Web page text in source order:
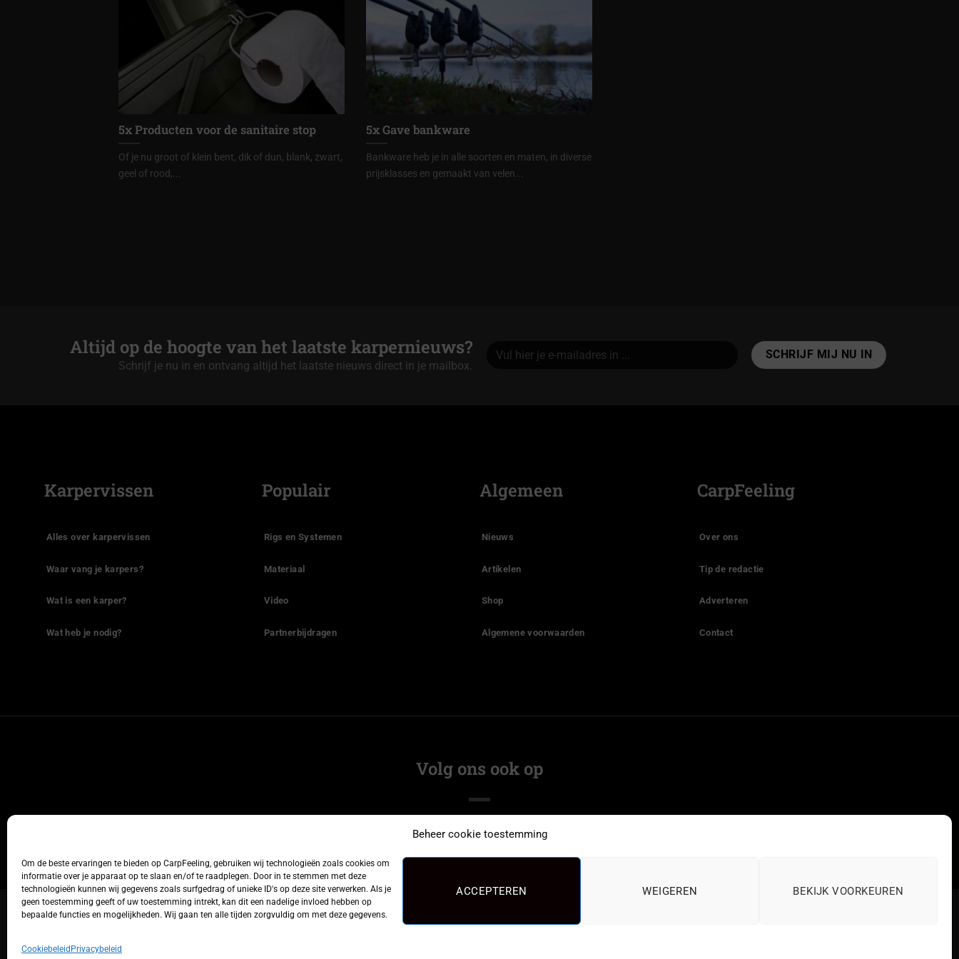
Beheer cookie toestemming
Om de beste ervaringen te bieden op CarpFeeling, gebruiken wij technologieën zoals cookies om
informatie over je apparaat op te slaan en/of te raadplegen. Door in te stemmen met deze
technologieën kunnen wij gegevens zoals surfgedrag of unieke ID's op deze site verwerken. Als je
geen toestemming geeft of uw toestemming intrekt, kan dit een nadelige invloed hebben op
bepaalde functies en mogelijkheden. Wij gaan ten alle tijden zorgvuldig om met deze gegevens.
ACCEPTEREN WEIGEREN BEKIJK VOORKEUREN
Cookiebeleid Privacybeleid
5x Producten voor de sanitaire stop
Of je nu groot of klein bent, dik of dun, blank, zwart,
geel of rood,...
5x Gave bankware
Bankware heb je in alle soorten en maten, in diverse
prijsklasses en gemaakt van velen...
Altijd op de hoogte van het laatste karpernieuws?
Schrijf je nu in en ontvang altijd het laatste nieuws direct in je mailbox.
Karpervissen
Alles over karpervissen
Waar vang je karpers?
Wat is een karper?
Wat heb je nodig?
Populair
Rigs en Systemen
Materiaal
Video
Partnerbijdragen
Algemeen
Nieuws
Artikelen
Shop
Algemene voorwaarden
CarpFeeling
Over ons
Tip de redactie
Adverteren
Contact
Volg ons ook op